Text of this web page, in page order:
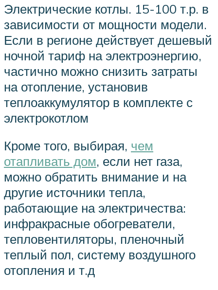
Электрические котлы. 15-100 т.р. в
зависимости от мощности модели.
Если в регионе действует дешевый
ночной тариф на электроэнергию,
частично можно снизить затраты
на отопление, установив
теплоаккумулятор в комплекте с
электрокотлом
Кроме того, выбирая, чем
отапливать дом, если нет газа,
можно обратить внимание и на
другие источники тепла,
работающие на электричества:
инфракрасные обогреватели,
тепловентиляторы, пленочный
теплый пол, систему воздушного
отопления и т.д